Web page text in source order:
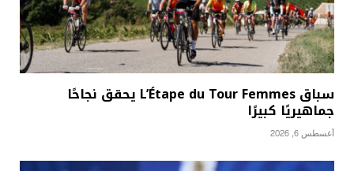
سباق L’Étape du Tour Femmes يحقق نجاحًا
جماهيريًا كبيرًا
أغسطس 6, 2026